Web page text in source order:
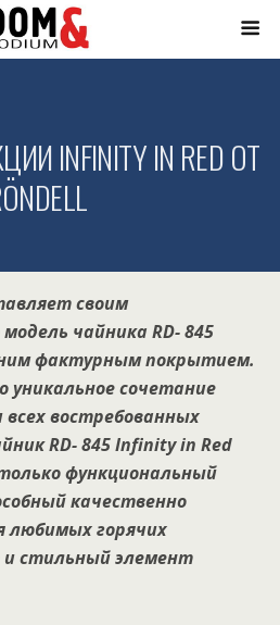
INFINITY IN RED ОТ
своим
чайника RD- 845
фактурным покрытием.
сочетание
востребованных
RD- 845 Infinity in Red
функциональный
качественно
любимых горячих
стильный элемент